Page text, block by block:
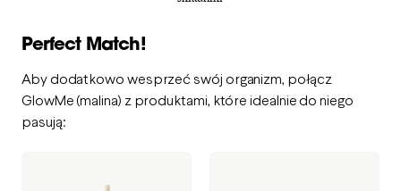
Perfect Match!
Aby dodatkowo wesprzeć swój organizm, połącz
GlowMe (malina) z produktami, które idealnie do niego
pasują: